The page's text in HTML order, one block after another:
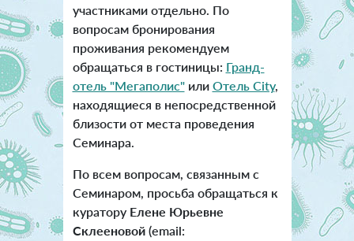
участниками отдельно. По
вопросам бронирования
проживания рекомендуем
обращаться в гостиницы: Гранд-
отель "Мегаполис"или Отель City,
находящиеся в непосредственной
близости от места проведения
Семинара.
По всем вопросам, связанным с
Семинаром, просьба обращаться к
куратору Елене Юрьевне
Склееновой(email: